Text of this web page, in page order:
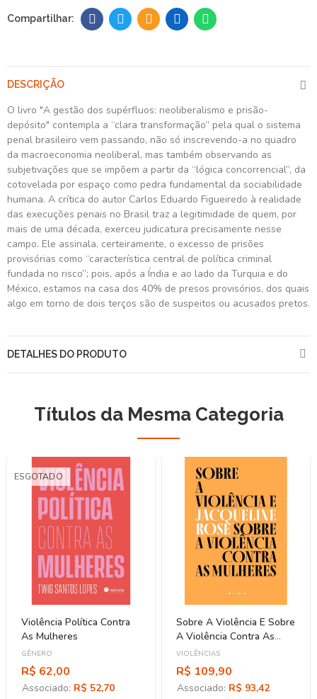
DESCRIÇÃO
O livro "A gestão dos supérfluos: neoliberalismo e prisão-
depósito" contempla a “clara transformação” pela qual o sistema
penal brasileiro vem passando, não só inscrevendo-a no quadro
da macroeconomia neoliberal, mas também observando as
subjetivações que se impõem a partir da “lógica concorrencial”, da
cotovelada por espaço como pedra fundamental da sociabilidade
humana. A crítica do autor Carlos Eduardo Figueiredo à realidade
das execuções penais no Brasil traz a legitimidade de quem, por
mais de uma década, exerceu judicatura precisamente nesse
campo. Ele assinala, certeiramente, o excesso de prisões
provisórias como “característica central de política criminal
fundada no risco”; pois, após a Índia e ao lado da Turquia e do
México, estamos na casa dos 40% de presos provisórios, dos quais
algo em torno de dois terços são de suspeitos ou acusados pretos.
DETALHES DO PRODUTO
Títulos da Mesma Categoria
ESGOTADO
Violência Política Contra
As Mulheres
GÊNERO
R$ 62,00
Associado: R$ 52,70
Sobre A Violência E Sobre
A Violência Contra As
Mulheres
VIOLÊNCIAS
R$ 109,90
Associado: R$ 93,42